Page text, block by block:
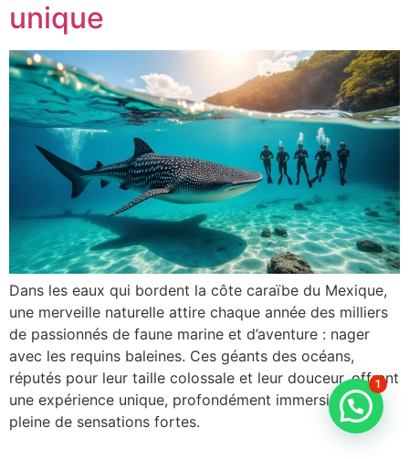
unique
Dans les eaux qui bordent la côte caraïbe du Mexique,
une merveille naturelle attire chaque année des milliers
de passionnés de faune marine et d’aventure : nager
avec les requins baleines. Ces géants des océans,
réputés pour leur taille colossale et leur douceur, offrent
une expérience unique, profondément immersive et
pleine de sensations fortes.
1